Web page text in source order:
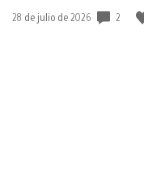
Fecha
28 de julio de 2026 2